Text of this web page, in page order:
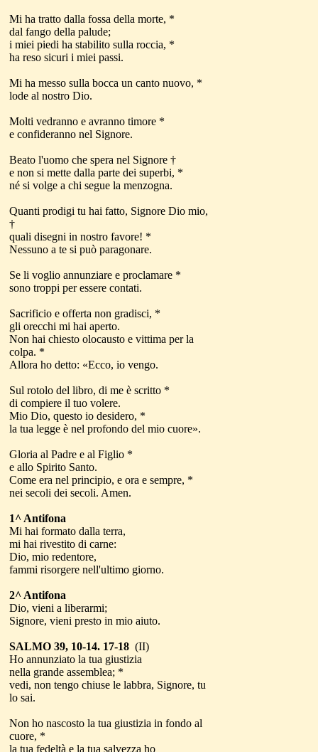
Mi ha tratto dalla fossa della morte, *
dal fango della palude;
i miei piedi ha stabilito sulla roccia, *
ha reso sicuri i miei passi.
Mi ha messo sulla bocca un canto nuovo, *
lode al nostro Dio.
Molti vedranno e avranno timore *
e confideranno nel Signore.
Beato l'uomo che spera nel Signore †
e non si mette dalla parte dei superbi, *
né si volge a chi segue la menzogna.
Quanti prodigi tu hai fatto, Signore Dio mio,
†
quali disegni in nostro favore! *
Nessuno a te si può paragonare.
Se li voglio annunziare e proclamare *
sono troppi per essere contati.
Sacrificio e offerta non gradisci, *
gli orecchi mi hai aperto.
Non hai chiesto olocausto e vittima per la
colpa. *
Allora ho detto: «Ecco, io vengo.
Sul rotolo del libro, di me è scritto *
di compiere il tuo volere.
Mio Dio, questo io desidero, *
la tua legge è nel profondo del mio cuore».
Gloria al Padre e al Figlio *
e allo Spirito Santo.
Come era nel principio, e ora e sempre, *
nei secoli dei secoli. Amen.
1^ Antifona
Mi hai formato dalla terra,
mi hai rivestito di carne:
Dio, mio redentore,
fammi risorgere nell'ultimo giorno.
2^ Antifona
Dio, vieni a liberarmi;
Signore, vieni presto in mio aiuto.
SALMO 39, 10-14. 17-18 (II)
Ho annunziato la tua giustizia
nella grande assemblea; *
vedi, non tengo chiuse le labbra, Signore, tu
lo sai.
Non ho nascosto la tua giustizia in fondo al
cuore, *
la tua fedeltà e la tua salvezza ho